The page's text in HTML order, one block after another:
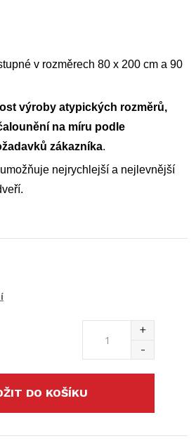
v rozměrech 80 x 200 cm a 90
výroby atypických rozměrů,
na míru podle
zákazníka.
nejrychlejší a nejlevnější
DO KOŠÍKU